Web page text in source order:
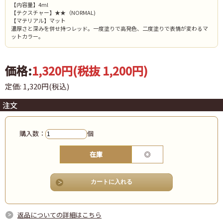
【内容量】4ml
【テクスチャー】★★（NORMAL)
【マテリアル】マット
濃厚さと深みを併せ持つレッド。一度塗りで高発色、二度塗りで表情が変わるマ
ットカラー。
価格:1,320円(税抜 1,200円)
定価: 1,320円(税込)
注文
購入数： 個
在庫 ◎
返品についての詳細はこちら